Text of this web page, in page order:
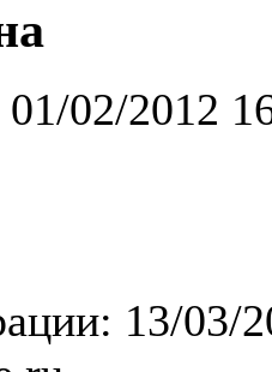
01/02/2012
13/03/